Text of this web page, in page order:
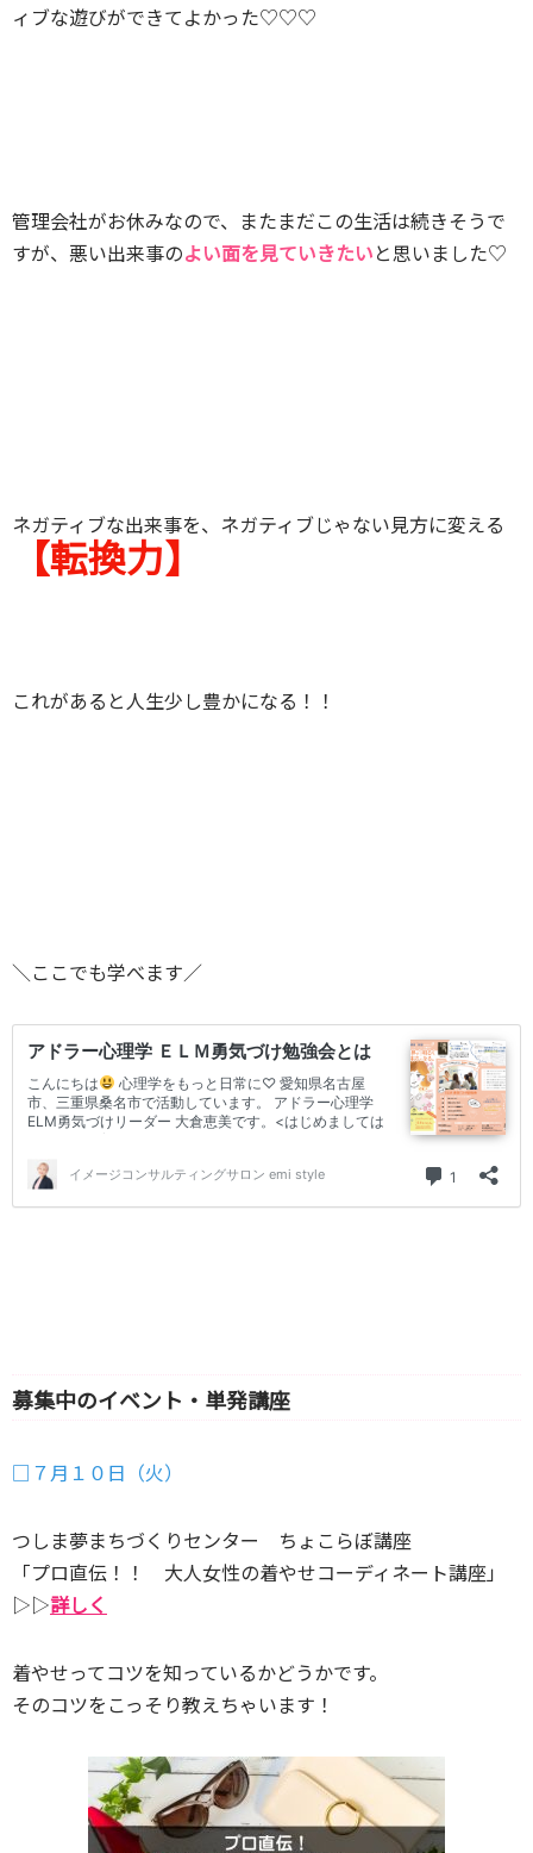
ィブな遊びができてよかった♡♡♡
管理会社がお休みなので、またまだこの生活は続きそうで
すが、悪い出来事のよい面を見ていきたいと思いました♡
ネガティブな出来事を、ネガティブじゃない見方に変える
【転換力】
これがあると人生少し豊かになる！！
＼ここでも学べます／
募集中のイベント・単発講座
□７月１０日（火）
つしま夢まちづくりセンター ちょこらぼ講座
「プロ直伝！！ 大人女性の着やせコーディネート講座」
▷▷詳しく
着やせってコツを知っているかどうかです。
そのコツをこっそり教えちゃいます！